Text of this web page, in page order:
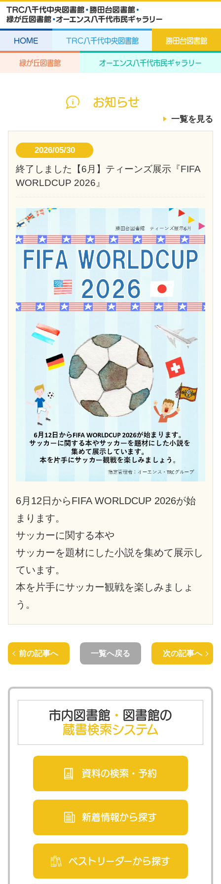
HOME TRC八千代中央図書館 勝田台図書館
緑が丘図書館 オーエンス八千代市民ギャラリー
お知らせ
一覧を見る
2026/05/30
終了しました【6月】ティーンズ展示『FIFA
WORLDCUP 2026』
6月12日からFIFA WORLDCUP 2026が始
まります。
サッカーに関する本や
サッカーを題材にした小説を集めて展示し
ています。
本を片手にサッカー観戦を楽しみましょ
う。
前の記事へ 一覧へ戻る 次の記事へ
市内図書館 ・ 図書館の
蔵書検索システム
資料の検索・ 予約
新着情報から探す
ベストリーダーから探す